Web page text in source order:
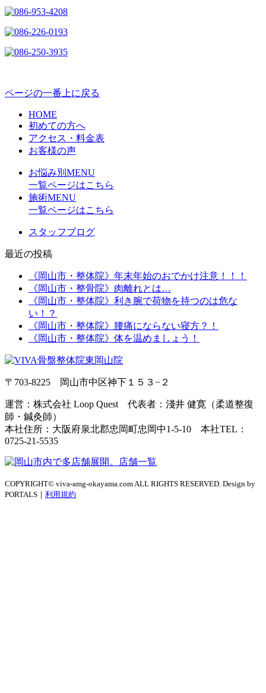
ページの一番上に戻る
HOME
初めての方へ
アクセス・料金表
お客様の声
お悩み別MENU
一覧ページはこちら
施術MENU
一覧ページはこちら
スタッフブログ
最近の投稿
《岡山市・整体院》年末年始のおでかけ注意！！！
《岡山市・整骨院》肉離れとは…
《岡山市・整体院》利き腕で荷物を持つのは危な
い！？
《岡山市・整体院》腰痛にならない寝方？！
《岡山市・整体院》体を温めましょう！
〒703-8225 岡山市中区神下１５３−２
運営：株式会社 Loop Quest 代表者：淺井 健寛（柔道整復
師・鍼灸師）
本社住所：大阪府泉北郡忠岡町忠岡中1-5-10 本社TEL：
0725-21-5535
COPYRIGHT© viva-amg-okayama.com ALL RIGHTS RESERVED. Design by
PORTALS｜ 利用規約